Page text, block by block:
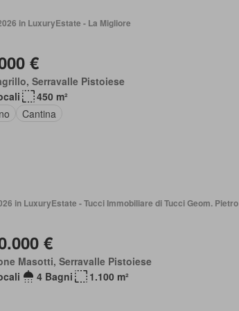
in LuxuryEstate - La Migliore
€
Serravalle Pistoiese
450 m²
Cantina
in LuxuryEstate - Tucci Immobiliare di Tucci Geom. Pietro
€
Masotti, Serravalle Pistoiese
4 Bagni 1.100 m²